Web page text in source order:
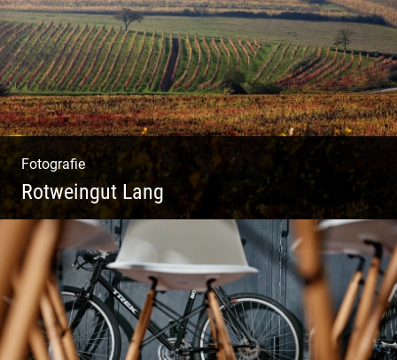
Fotografie
Rotweingut Lang
Rotweine aus Österreich | Genussvolle
Weinprobe | Herbstliche Weinberge | Uriger
Weinkeller